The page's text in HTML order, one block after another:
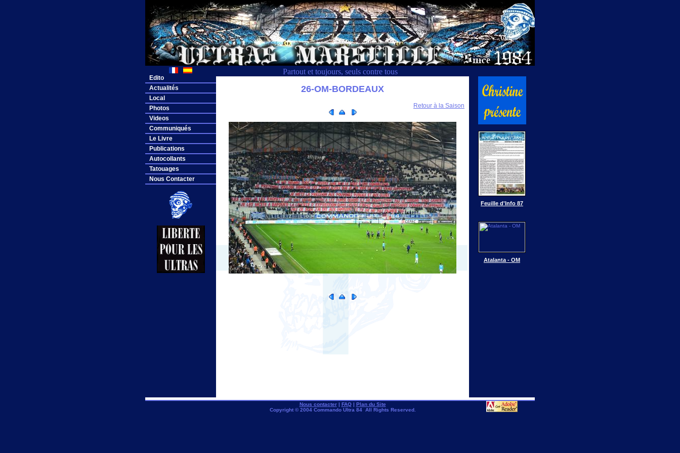
Partout et toujours, seuls contre tous
Edito
Actualités
Local
Photos
Videos
Communiqués
Le Livre
Publications
Autocollants
Tatouages
Nous Contacter
26-OM-BORDEAUX
Retour à la Saison
Feuille d'Info 87
Atalanta - OM
Nous contacter| FAQ| Plan du Site
Copyright © 2004 Commando Ultra 84 All Rights Reserved.